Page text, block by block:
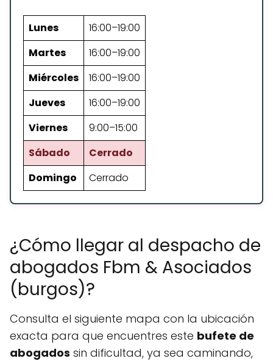
Lunes
16:00–19:00
Martes
16:00–19:00
Miércoles
16:00–19:00
Jueves
16:00–19:00
Viernes
9:00–15:00
Sábado
Cerrado
Domingo
Cerrado
¿Cómo llegar al despacho de
abogados Fbm & Asociados
(burgos)?
Consulta el siguiente mapa con la ubicación
exacta para que encuentres este bufete de
abogados sin dificultad, ya sea caminando,